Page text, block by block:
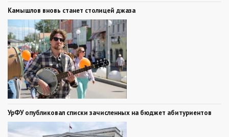
Камышлов вновь станет столицей джаза
УрФУ опубликовал списки зачисленных на бюджет абитуриентов